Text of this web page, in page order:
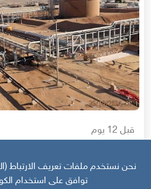
قبل 12 يوم
نحن نستخدم ملفات تعريف الارتباط
توافق على استخدام